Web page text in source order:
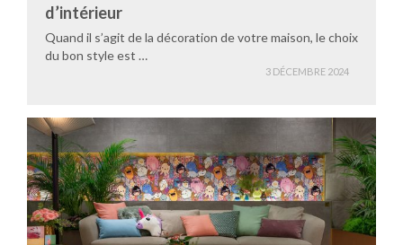
d’intérieur
Quand il s’agit de la décoration de votre maison, le choix
du bon style est …
3 DÉCEMBRE 2024